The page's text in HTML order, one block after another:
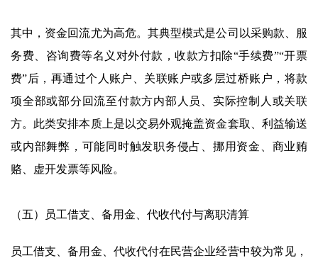
其中，资金回流尤为高危。其典型模式是公司以采购款、服
务费、咨询费等名义对外付款，收款方扣除“手续费”“开票
费”后，再通过个人账户、关联账户或多层过桥账户，将款
项全部或部分回流至付款方内部人员、实际控制人或关联
方。此类安排本质上是以交易外观掩盖资金套取、利益输送
或内部舞弊，可能同时触发职务侵占、挪用资金、商业贿
赂、虚开发票等风险。
（五）员工借支、备用金、代收代付与离职清算
员工借支、备用金、代收代付在民营企业经营中较为常见，